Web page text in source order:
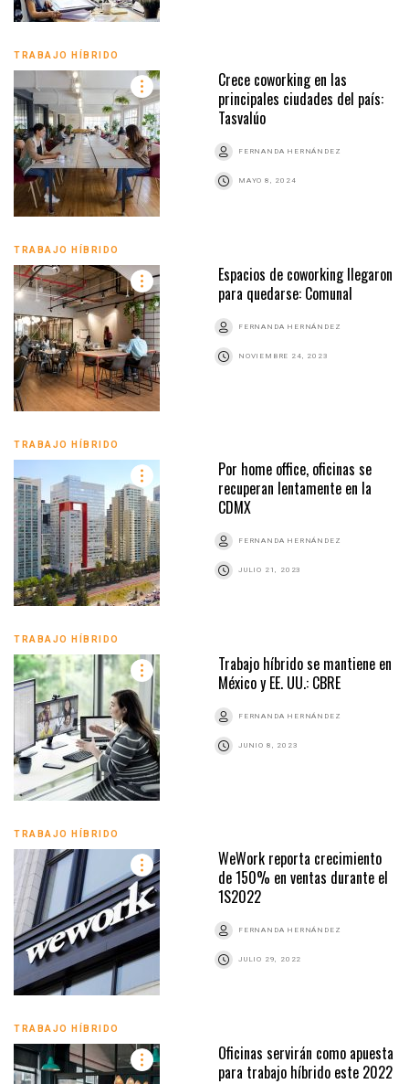
TRABAJO HÍBRIDO
Crece coworking en las
principales ciudades del país:
Tasvalúo
FERNANDA HERNÁNDEZ
MAYO 8, 2024
TRABAJO HÍBRIDO
Espacios de coworking llegaron
para quedarse: Comunal
FERNANDA HERNÁNDEZ
NOVIEMBRE 24, 2023
TRABAJO HÍBRIDO
Por home office, oficinas se
recuperan lentamente en la
CDMX
FERNANDA HERNÁNDEZ
JULIO 21, 2023
TRABAJO HÍBRIDO
Trabajo híbrido se mantiene en
México y EE. UU.: CBRE
FERNANDA HERNÁNDEZ
JUNIO 8, 2023
TRABAJO HÍBRIDO
WeWork reporta crecimiento
de 150% en ventas durante el
1S2022
FERNANDA HERNÁNDEZ
JULIO 29, 2022
TRABAJO HÍBRIDO
Oficinas servirán como apuesta
para trabajo híbrido este 2022